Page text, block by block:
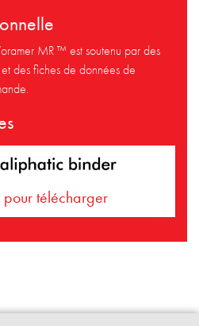
MR ™ est soutenu par des
des fiches de données de
télécharger